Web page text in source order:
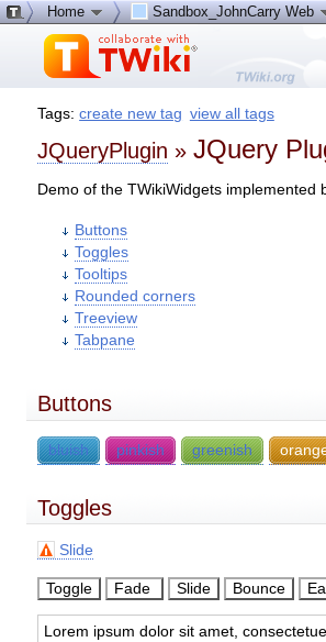
Tags:create new tag view all tags
JQueryPlugin »JQuery
Demo of the TWikiWidgets implemented
Buttons
Toggles
Tooltips
Rounded corners
Treeview
Tabpane
Buttons
bluish pinkish greenish
Toggles
Slide
Lorem ipsum dolor sit amet,
Home Sandbox_JohnCarry Web